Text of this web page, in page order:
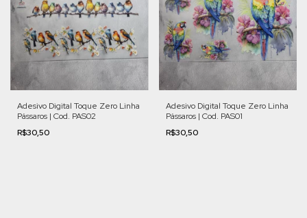
Adesivo Digital Toque Zero Linha
Pássaros | Cod. PAS02
R$30,50
Adesivo Digital Toque Zero Linha
Pássaros | Cod. PAS01
R$30,50